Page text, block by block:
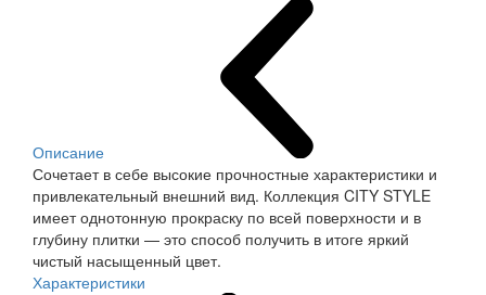
Описание
Сочетает в себе высокие прочностные характеристики и
привлекательный внешний вид. Коллекция CITY STYLE
имеет однотонную прокраску по всей поверхности и в
глубину плитки — это способ получить в итоге яркий
чистый насыщенный цвет.
Характеристики